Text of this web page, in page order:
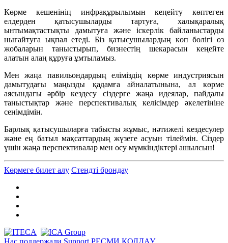
Көрме кешенінің инфрақұрылымын кеңейту көптеген
елдерден қатысушыларды тартуға, халықаралық
ынтымақтастықты дамытуға және іскерлік байланыстарды
нығайтуға ықпал етеді. Біз қатысушылардың көп бөлігі өз
жобаларын таныстырып, бизнестің шекарасын кеңейте
алатын алаң құруға ұмтыламыз.
Мен жаңа павильондардың еліміздің көрме индустриясын
дамытудағы маңызды қадамға айналатынына, ал көрме
аясындағы әрбір кездесу сіздерге жаңа идеялар, пайдалы
таныстықтар және перспективалық келісімдер әкелетініне
сенімдімін.
Барлық қатысушыларға табысты жұмыс, нәтижелі кездесулер
және ең батыл мақсаттардың жүзеге асуын тілеймін. Сіздер
үшін жаңа перспективалар мен өсу мүмкіндіктері ашылсын!
Көрмеге билет алу Стендті брондау